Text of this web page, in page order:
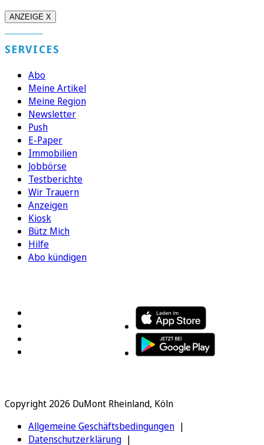
ANZEIGE X
SERVICES
Abo
Meine Artikel
Meine Region
Newsletter
Push
E-Paper
Immobilien
Jobbörse
Testberichte
Wir Trauern
Anzeigen
Kiosk
Bütz Mich
Hilfe
Abo kündigen
Copyright 2026 DuMont Rheinland, Köln
Allgemeine Geschäftsbedingungen
Datenschutzerklärung